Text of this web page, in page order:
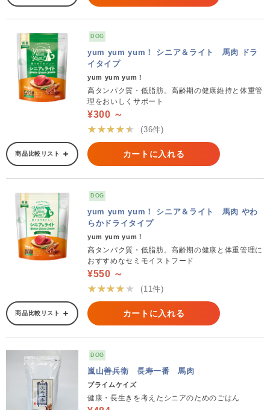
DOG
yum yum yum！ シニア＆ライト 馬肉 ドラ
イタイプ
yum yum yum！
高タンパク質・低脂肪。高齢期の健康維持と体重管
理をおいしくサポート
¥300 ～
★★★★★
(36件)
商品比較リスト カートに入れる
DOG
yum yum yum！ シニア＆ライト 馬肉 やわ
らかドライタイプ
yum yum yum！
高タンパク質・低脂肪。高齢期の健康と体重管理に
おすすめなセミモイストフード
¥550 ～
★★★★★
(11件)
商品比較リスト カートに入れる
DOG
嵐山善兵衛 長寿一番 馬肉
プライムケイズ
健康・長生きを考えたシニアのためのごはん